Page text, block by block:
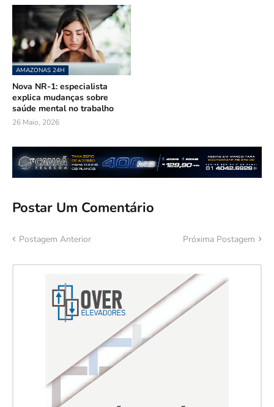
AMAZONAS 24H
Nova NR-1: especialista
explica mudanças sobre
saúde mental no trabalho
26 Maio, 2026
Postar Um Comentário
Postagem Anterior Próxima Postagem